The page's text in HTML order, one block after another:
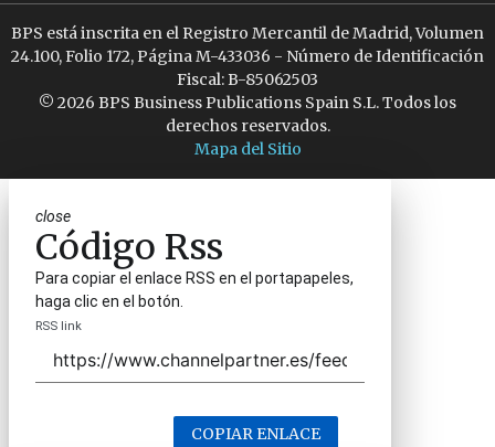
BPS está inscrita en el Registro Mercantil de Madrid, Volumen
24.100, Folio 172, Página M-433036 - Número de Identificación
Fiscal: B-85062503
© 2026 BPS Business Publications Spain S.L. Todos los
derechos reservados.
Mapa del Sitio
close
Código Rss
Para copiar el enlace RSS en el portapapeles,
haga clic en el botón.
RSS link
COPIAR ENLACE